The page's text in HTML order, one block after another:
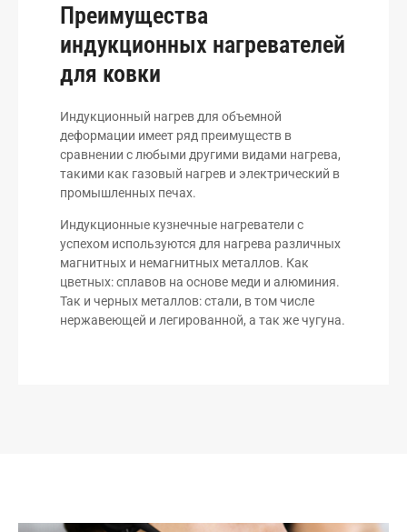
Преимущества
индукционных нагревателей
для ковки
Индукционный нагрев для объемной
деформации имеет ряд преимуществ в
сравнении с любыми другими видами нагрева,
такими как газовый нагрев и электрический в
промышленных печах.
Индукционные кузнечные нагреватели с
успехом используются для нагрева различных
магнитных и немагнитных металлов. Как
цветных: сплавов на основе меди и алюминия.
Так и черных металлов: стали, в том числе
нержавеющей и легированной, а так же чугуна.